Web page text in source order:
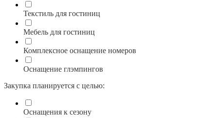
Текстиль для гостиниц
Мебель для гостиниц
Комплексное оснащение номеров
Оснащение глэмпингов
Закупка планируется с целью:
Оснащения к сезону